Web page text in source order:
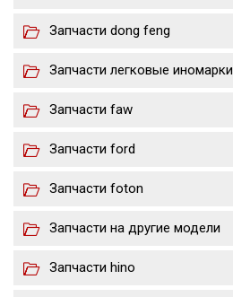
Запчасти dong feng
Запчасти легковые иномарки
Запчасти faw
Запчасти ford
Запчасти foton
Запчасти на другие модели
Запчасти hino